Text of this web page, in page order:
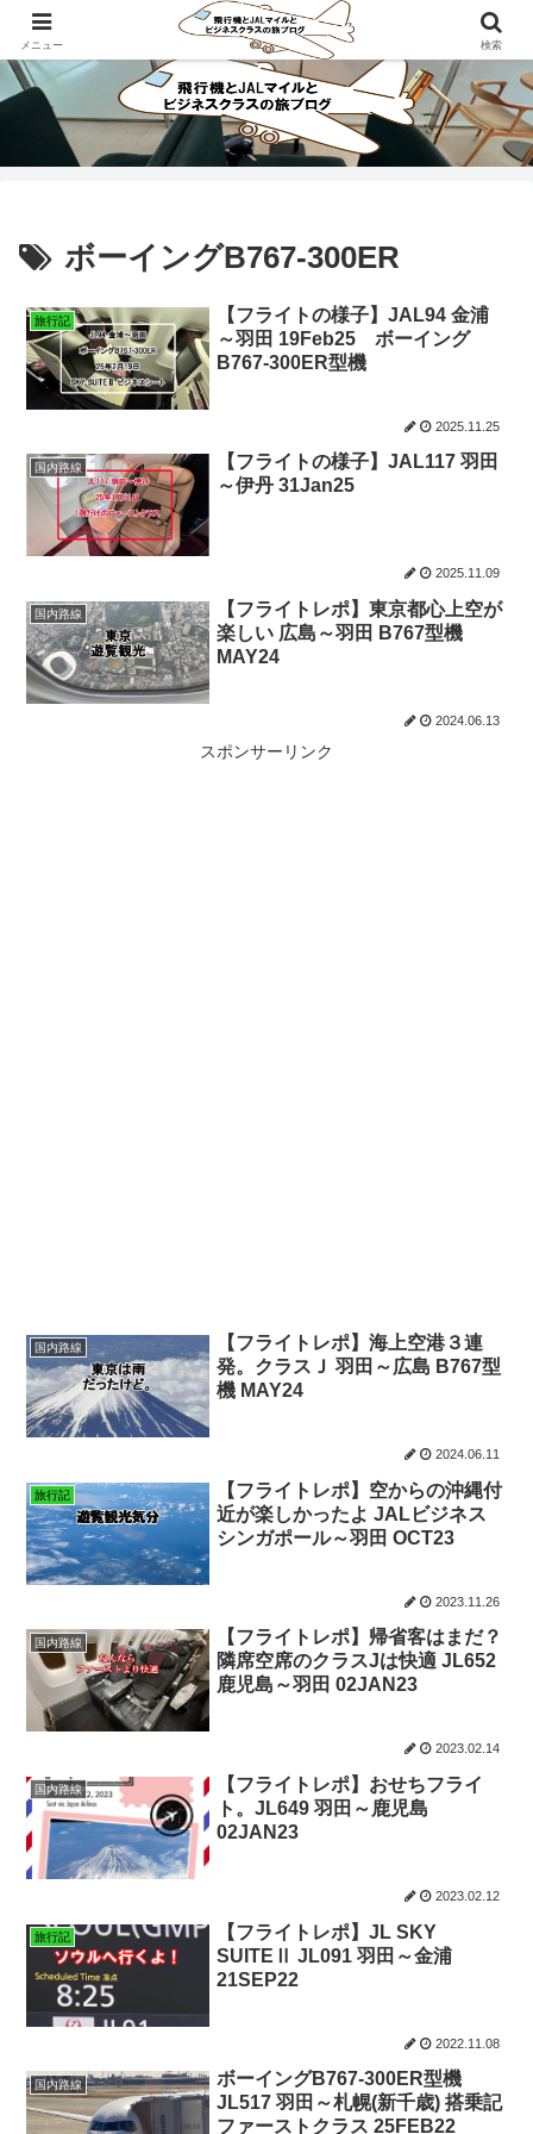
ビジネスクラスで旅にでよう！！
ボーイングB767-300ER
旅行記
【フライトの様子】JAL94 金浦
～羽田 19Feb25 ボーイング
B767-300ER型機
2025.11.25
国内路線
【フライトの様子】JAL117 羽田
～伊丹 31Jan25
2025.11.09
国内路線
【フライトレポ】東京都心上空が
楽しい 広島～羽田 B767型機
MAY24
2024.06.13
スポンサーリンク
国内路線
【フライトレポ】海上空港３連
発。クラスＪ 羽田～広島 B767型
機 MAY24
2024.06.11
旅行記
【フライトレポ】空からの沖縄付
近が楽しかったよ JALビジネス
シンガポール～羽田 OCT23
2023.11.26
国内路線
【フライトレポ】帰省客はまだ？
隣席空席のクラスJは快適 JL652
鹿児島～羽田 02JAN23
2023.02.14
国内路線
【フライトレポ】おせちフライ
ト。JL649 羽田～鹿児島
02JAN23
2023.02.12
旅行記
【フライトレポ】JL SKY
SUITEⅡ JL091 羽田～金浦
21SEP22
2022.11.08
国内路線
ボーイングB767-300ER型機
JL517 羽田～札幌(新千歳) 搭乗記
ファーストクラス 25FEB22
メニュー 検索